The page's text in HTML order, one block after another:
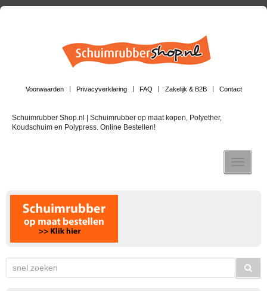
Voorwaarden Privacyverklaring FAQ Zakelijk & B2B Contact
Schuimrubber Shop.nl | Schuimrubber op maat kopen, Polyether,
Koudschuim en Polypress. Online Bestellen!
Toggle